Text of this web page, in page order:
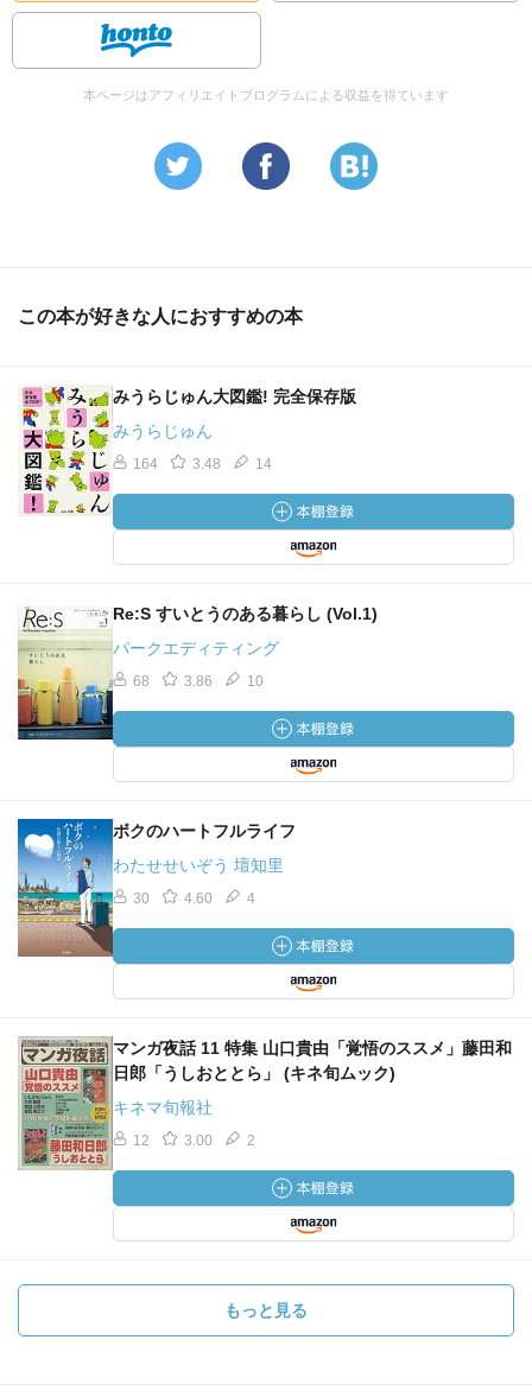
本ページはアフィリエイトプログラムによる収益を得ています
この本が好きな人におすすめの本
みうらじゅん大図鑑! 完全保存版
みうらじゅん
164 3.48 14
Re:S すいとうのある暮らし (Vol.1)
パークエディティング
68 3.86 10
ボクのハートフルライフ
わたせせいぞう 壇知里
30 4.60 4
マンガ夜話 11 特集 山口貴由「覚悟のススメ」藤田和
日郎「うしおととら」 (キネ旬ムック)
キネマ旬報社
12 3.00 2
もっと見る